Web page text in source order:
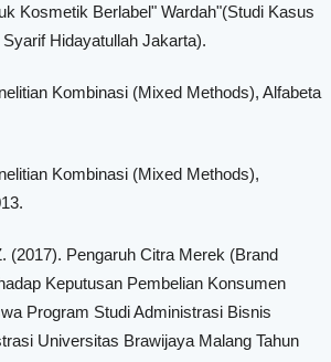
Kosmetik Berlabel" Wardah"(Studi Kasus
Hidayatullah Jakarta).
Kombinasi (Mixed Methods), Alfabeta
Kombinasi (Mixed Methods),
(2017). Pengaruh Citra Merek (Brand
Keputusan Pembelian Konsumen
Program Studi Administrasi Bisnis
Universitas Brawijaya Malang Tahun